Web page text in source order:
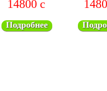
14800 c
Подробнее